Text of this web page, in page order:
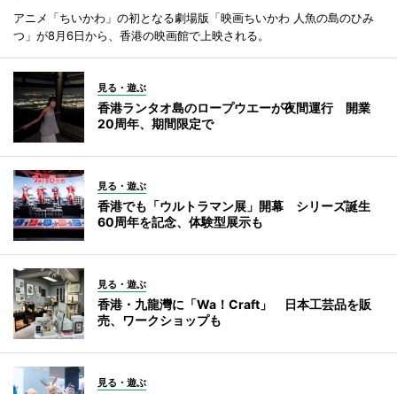
アニメ「ちいかわ」の初となる劇場版「映画ちいかわ 人魚の島のひみ
つ」が8月6日から、香港の映画館で上映される。
見る・遊ぶ
香港ランタオ島のロープウエーが夜間運行 開業
20周年、期間限定で
見る・遊ぶ
香港でも「ウルトラマン展」開幕 シリーズ誕生
60周年を記念、体験型展示も
見る・遊ぶ
香港・九龍灣に「Wa！Craft」 日本工芸品を販
売、ワークショップも
見る・遊ぶ